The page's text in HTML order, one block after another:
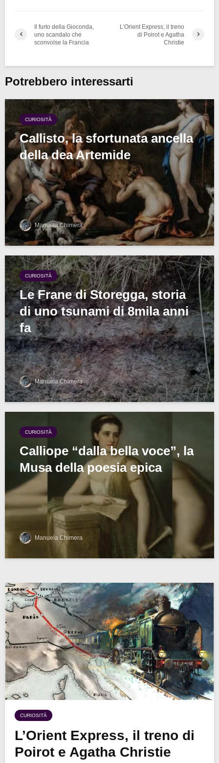
Il furto della Gioconda,
uno scandalo che
sconvolse la Francia
L’Orient Express, il treno
di Poirot e Agatha
Christie
Potrebbero interessarti
CURIOSITÀ
Callisto, la sfortunata ancella
della dea Artemide
Manuela Chimera
CURIOSITÀ
Le Frane di Storegga, storia
di uno tsunami di 8mila anni
fa
Manuela Chimera
CURIOSITÀ
Calliope “dalla bella voce”, la
Musa della poesia epica
Manuela Chimera
CURIOSITÀ
L’Orient Express, il treno di
Poirot e Agatha Christie